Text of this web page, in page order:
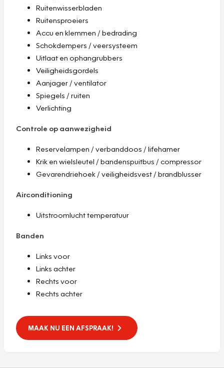
Ruitenwisserbladen
Ruitensproeiers
Accu en klemmen / bedrading
Schokdempers / veersysteem
Uitlaat en ophangrubbers
Veiligheidsgordels
Aanjager / ventilator
Spiegels / ruiten
Verlichting
Controle op aanwezigheid
Reservelampen / verbanddoos / lifehamer
Krik en wielsleutel / bandenspuitbus / compressor
Gevarendriehoek / veiligheidsvest / brandblusser
Airconditioning
Uitstroomlucht temperatuur
Banden
Links voor
Links achter
Rechts voor
Rechts achter
MAAK NU EEN AFSPRAAK!